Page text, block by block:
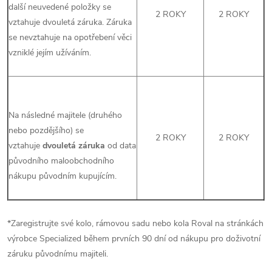
další neuvedené položky se
vztahuje dvouletá záruka. Záruka
se nevztahuje na opotřebení věci
vzniklé jejím užíváním.
2 ROKY 2 ROKY
Na následné majitele (druhého
nebo pozdějšího) se
vztahuje dvouletá záruka od data
původního maloobchodního
nákupu původním kupujícím.
2 ROKY 2 ROKY
*Zaregistrujte své kolo, rámovou sadu nebo kola Roval na stránkách
výrobce Specialized během prvních 90 dní od nákupu pro doživotní
záruku původnímu majiteli.